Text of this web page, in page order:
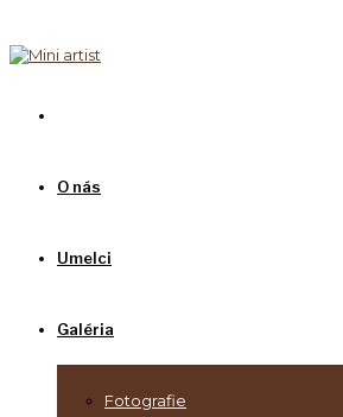
O nás
Umelci
Galéria
Fotografie